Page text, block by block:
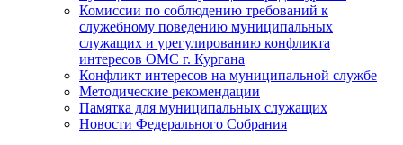
Комиссии по соблюдению требований к
служебному поведению муниципальных
служащих и урегулированию конфликта
интересов ОМС г. Кургана
Конфликт интересов на муниципальной службе
Методические рекомендации
Памятка для муниципальных служащих
Новости Федерального Cобрания